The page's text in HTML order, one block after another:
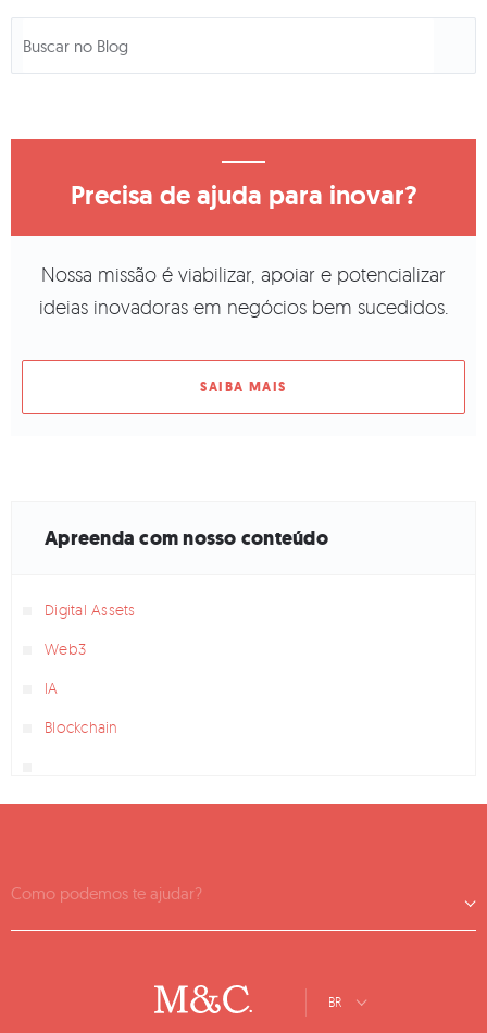
Precisa de ajuda para inovar?
Nossa missão é viabilizar, apoiar e potencializar
ideias inovadoras em negócios bem sucedidos.
SAIBA MAIS
Apreenda com nosso conteúdo
Digital Assets
Web3
IA
Blockchain
Como podemos te ajudar?
BR